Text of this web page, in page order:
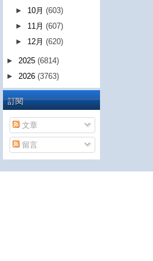
► 10月(603)
► 11月(607)
► 12月(620)
► 2025 (6814)
► 2026 (3763)
訂閱
文章
留言